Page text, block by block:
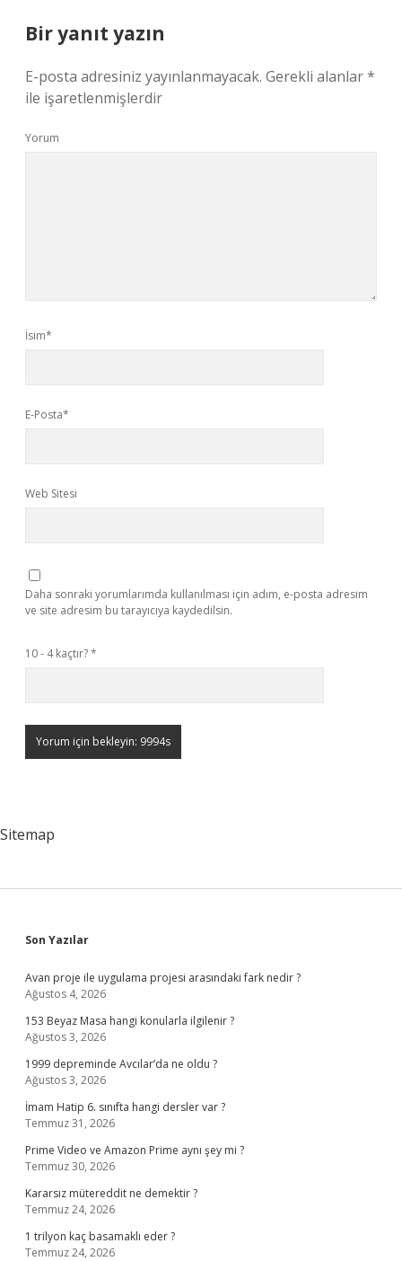
Bir yanıt yazın
E-posta adresiniz yayınlanmayacak. Gerekli alanlar*
ile işaretlenmişlerdir
Yorum
İsim*
E-Posta*
Web Sitesi
Daha sonraki yorumlarımda kullanılması için adım, e-posta adresim
ve site adresim bu tarayıcıya kaydedilsin.
10 - 4 kaçtır?*
Sitemap
Sidebar
Son Yazılar
Avan proje ile uygulama projesi arasındaki fark nedir ?
Ağustos 4, 2026
153 Beyaz Masa hangi konularla ilgilenir ?
Ağustos 3, 2026
1999 depreminde Avcılar’da ne oldu ?
Ağustos 3, 2026
İmam Hatip 6. sınıfta hangi dersler var ?
Temmuz 31, 2026
Prime Video ve Amazon Prime aynı şey mi ?
Temmuz 30, 2026
Kararsız mütereddit ne demektir ?
Temmuz 24, 2026
1 trilyon kaç basamaklı eder ?
Temmuz 24, 2026